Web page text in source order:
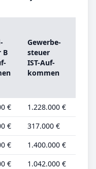
B
Ge­wer­be­
steu­er
IST-­Auf­
kom­men
€ 1.228.000 €
€ 317.000 €
€ 1.400.000 €
€ 1.042.000 €